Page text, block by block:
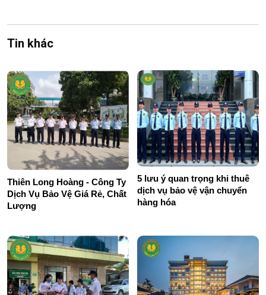
Tin khác
Thiên Long Hoàng - Công Ty
Dịch Vụ Bảo Vệ Giá Rẻ, Chất
Lượng
5 lưu ý quan trọng khi thuê
dịch vụ bảo vệ vận chuyển
hàng hóa